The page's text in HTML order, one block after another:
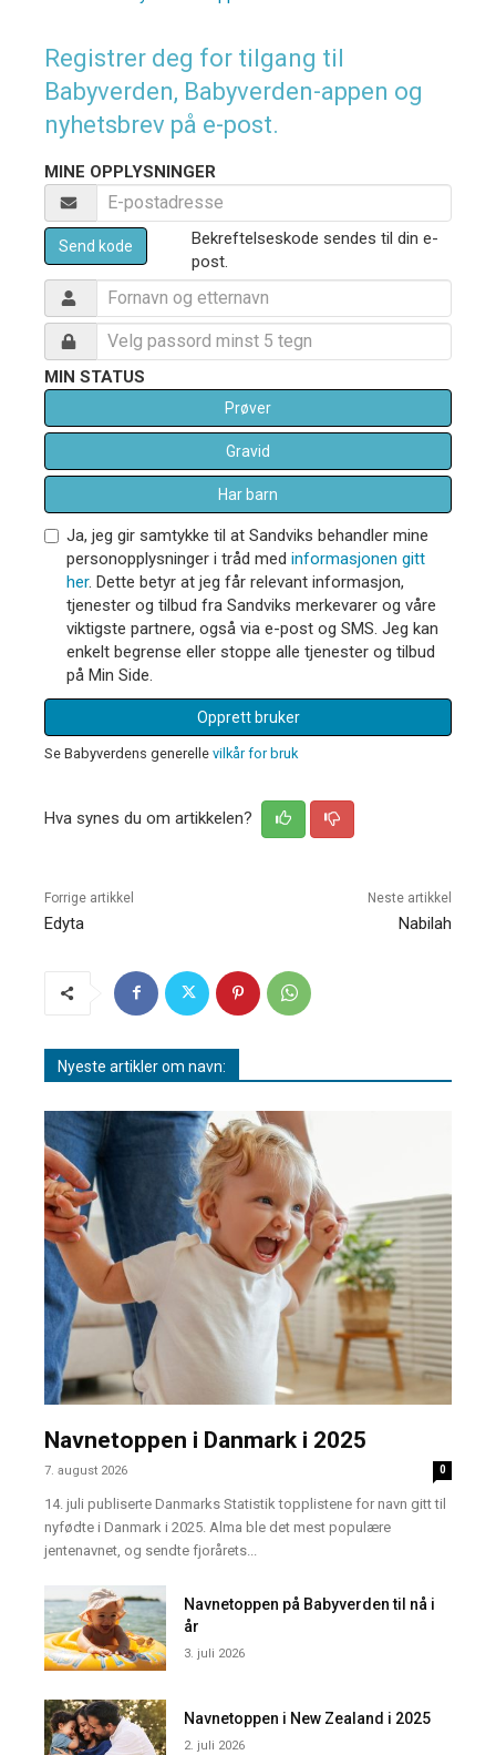
Registrer deg for tilgang til
Babyverden, Babyverden-appen og
nyhetsbrev på e-post.
MINE OPPLYSNINGER
Send kode
Bekreftelseskode sendes til din e-
post.
MIN STATUS
Prøver
Gravid
Har barn
Ja, jeg gir samtykke til at Sandviks behandler mine
personopplysninger i tråd med informasjonen gitt
her. Dette betyr at jeg får relevant informasjon,
tjenester og tilbud fra Sandviks merkevarer og våre
viktigste partnere, også via e-post og SMS. Jeg kan
enkelt begrense eller stoppe alle tjenester og tilbud
på Min Side.
Opprett bruker
Se Babyverdens generelle vilkår for bruk
Hva synes du om artikkelen?
Forrige artikkel
Edyta
Neste artikkel
Nabilah
Nyeste artikler om navn:
Navnetoppen i Danmark i 2025
7. august 2026 0
14. juli publiserte Danmarks Statistik topplistene for navn gitt til
nyfødte i Danmark i 2025. Alma ble det mest populære
jentenavnet, og sendte fjorårets...
Navnetoppen på Babyverden til nå i
år
3. juli 2026
Navnetoppen i New Zealand i 2025
2. juli 2026